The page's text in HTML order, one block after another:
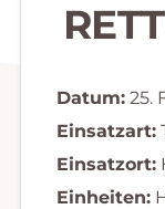
Datum:25.
Einsatzart:
Einsatzort:
Einheiten: